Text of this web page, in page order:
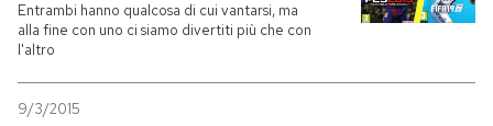
Entrambi hanno qualcosa di cui vantarsi, ma
alla fine con uno ci siamo divertiti più che con
l'altro
9/3/2015